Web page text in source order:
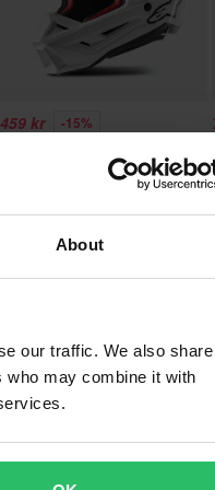
About
our traffic. We also share
who may combine it with
kr -15%
21 Recensioner
SM5 Crosshjälm
inom Hattar &